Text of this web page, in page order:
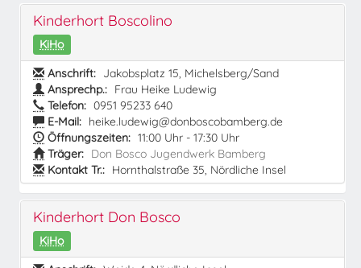
Kinderhort Boscolino
KiHo
Anschrift: Jakobsplatz 15, Michelsberg/Sand
Ansprechp.: Frau Heike Ludewig
Telefon: 0951 95233 640
E-Mail: heike.ludewig@donboscobamberg.de
Öffnungszeiten: 11:00 Uhr - 17:30 Uhr
Träger: Don Bosco Jugendwerk Bamberg
Kontakt Tr.: Hornthalstraße 35, Nördliche Insel
Kinderhort Don Bosco
KiHo